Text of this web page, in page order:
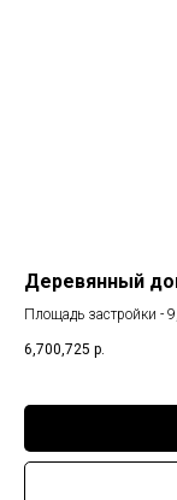
Деревянный
Площадь застройки -
6,700,725 р.